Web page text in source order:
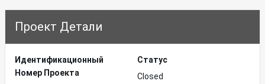
Проект Детали
Идентификационный
Hомер Проекта
Статус
Closed